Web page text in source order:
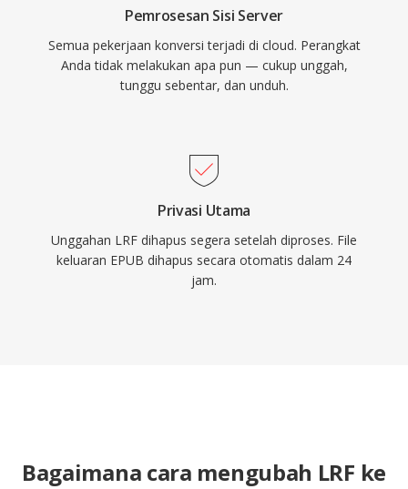
Pemrosesan Sisi Server
Semua pekerjaan konversi terjadi di cloud. Perangkat
Anda tidak melakukan apa pun — cukup unggah,
tunggu sebentar, dan unduh.
Privasi Utama
Unggahan LRF dihapus segera setelah diproses. File
keluaran EPUB dihapus secara otomatis dalam 24
jam.
Bagaimana cara mengubah LRF ke